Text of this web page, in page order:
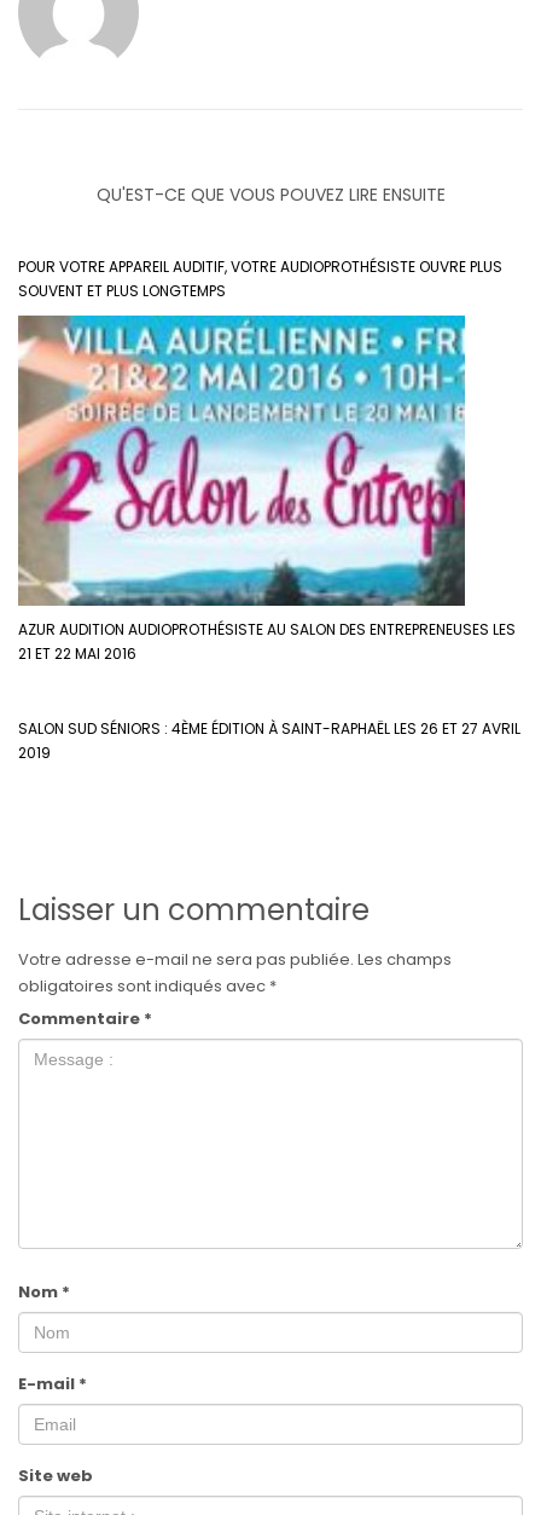
QU'EST-CE QUE VOUS POUVEZ LIRE ENSUITE
POUR VOTRE APPAREIL AUDITIF, VOTRE AUDIOPROTHÉSISTE OUVRE PLUS
SOUVENT ET PLUS LONGTEMPS
AZUR AUDITION AUDIOPROTHÉSISTE AU SALON DES ENTREPRENEUSES LES
21 ET 22 MAI 2016
SALON SUD SÉNIORS : 4ÈME ÉDITION À SAINT-RAPHAËL LES 26 ET 27 AVRIL
2019
Laisser un commentaire
Votre adresse e-mail ne sera pas publiée. Les champs
obligatoires sont indiqués avec *
Commentaire *
Nom *
E-mail *
Site web